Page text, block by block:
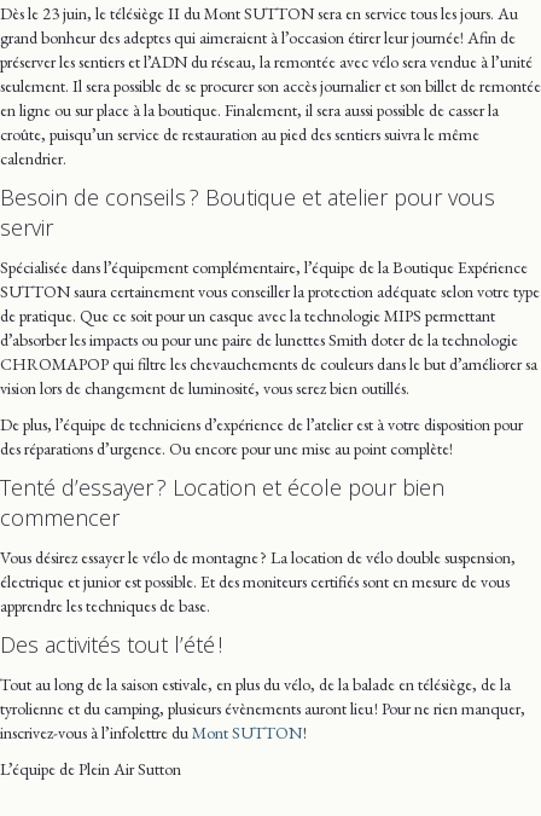
Dès le 23 juin, le télésiège II du Mont SUTTON sera en service tous les jours. Au
grand bonheur des adeptes qui aimeraient à l’occasion étirer leur journée! Afin de
préserver les sentiers et l’ADN du réseau, la remontée avec vélo sera vendue à l’unité
seulement. Il sera possible de se procurer son accès journalier et son billet de remontée
en ligne ou sur place à la boutique. Finalement, il sera aussi possible de casser la
croûte, puisqu’un service de restauration au pied des sentiers suivra le même
calendrier.
Besoin de conseils ? Boutique et atelier pour vous
servir
Spécialisée dans l’équipement complémentaire, l’équipe de la Boutique Expérience
SUTTON saura certainement vous conseiller la protection adéquate selon votre type
de pratique. Que ce soit pour un casque avec la technologie MIPS permettant
d’absorber les impacts ou pour une paire de lunettes Smith doter de la technologie
CHROMAPOP qui filtre les chevauchements de couleurs dans le but d’améliorer sa
vision lors de changement de luminosité, vous serez bien outillés.
De plus, l’équipe de techniciens d’expérience de l’atelier est à votre disposition pour
des réparations d’urgence. Ou encore pour une mise au point complète!
Tenté d’essayer ? Location et école pour bien
commencer
Vous désirez essayer le vélo de montagne ? La location de vélo double suspension,
électrique et junior est possible. Et des moniteurs certifiés sont en mesure de vous
apprendre les techniques de base.
Des activités tout l’été !
Tout au long de la saison estivale, en plus du vélo, de la balade en télésiège, de la
tyrolienne et du camping, plusieurs évènements auront lieu ! Pour ne rien manquer,
inscrivez-vous à l’infolettre duMont SUTTON!
L’équipe de Plein Air Sutton